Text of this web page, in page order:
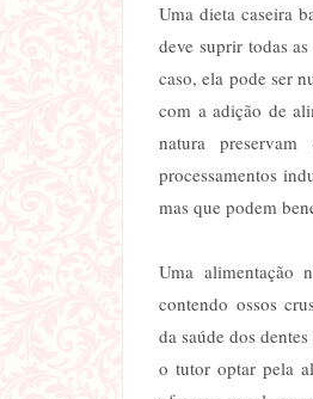
Uma dieta caseira
deve suprir todas
caso, ela pode ser
com a adição de
natura
processamentos
mas que podem
Uma alimentação
contendo ossos
da saúde dos
o tutor optar pela